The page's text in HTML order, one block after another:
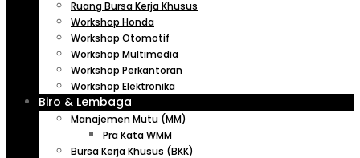
Ruang Bursa Kerja Khusus
Workshop Honda
Workshop Otomotif
Workshop Multimedia
Workshop Perkantoran
Workshop Elektronika
Biro & Lembaga
Manajemen Mutu (MM)
Pra Kata WMM
Bursa Kerja Khusus (BKK)